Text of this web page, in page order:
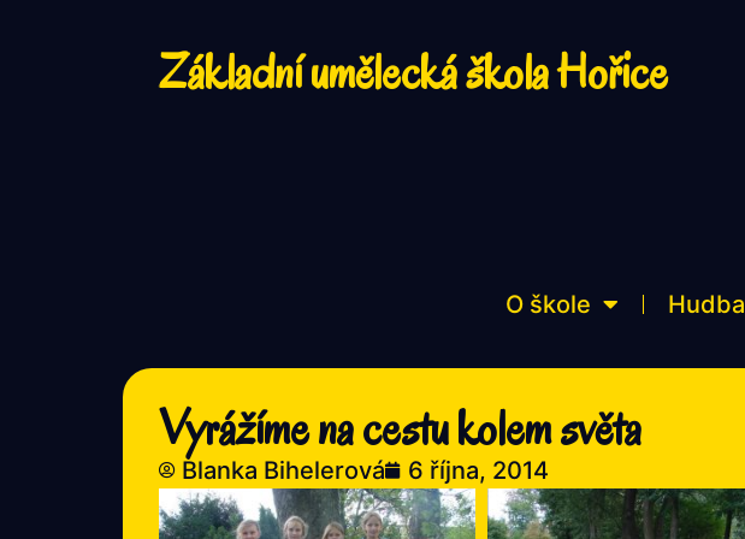
Základní umělecká škola Hořice
O škole Hudba
Vyrážíme na cestu kolem světa
Blanka Bihelerová 6 října, 2014